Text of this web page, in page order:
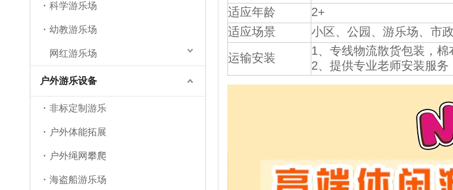
科学游乐场
幼教游乐场
网红游乐场
户外游乐设备
非标定制游乐
户外体能拓展
户外绳网攀爬
海盗船游乐场
适应年龄
2+
适应场景
小区、公园、游乐场、市
运输安装
1、专线物流散货包装，
2、提供专业老师安装服务